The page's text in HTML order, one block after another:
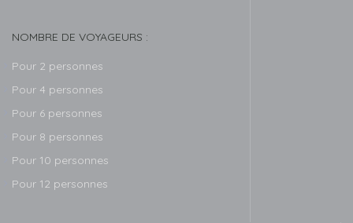
NOMBRE DE VOYAGEURS :
Pour 2 personnes
Pour 4 personnes
Pour 6 personnes
Pour 8 personnes
Pour 10 personnes
Pour 12 personnes